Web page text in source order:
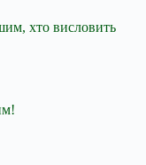
хто висловить